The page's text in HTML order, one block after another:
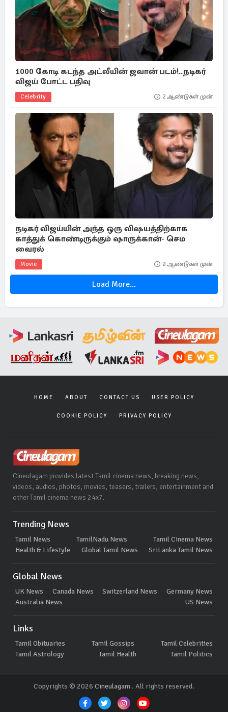
1000 கோடி கடந்த அட்லீயின் ஜவான் படம்!..நடிகர்
விஜய் போட்ட பதிவு
Celebrity 2 ஆண்டுகள் முன்
நடிகர் விஜய்யின் அந்த ஒரு விஷயத்திற்காக
காத்துக் கொண்டிருக்கும் ஷாருக்கான்- செம
வைரல்
Movie 2 ஆண்டுகள் முன்
Load More...
HOME ABOUT CONTACT US USER POLICY
COOKIE POLICY PRIVACY POLICY
Cineulagam provides latest Tamil cinema news, breaking news,
videos, audios, photos, movies, teasers, trailers, entertainment and
other Tamil cinema news 24x7.
Trending News
Tamil News TamilNadu News
Tamil Cinema News
Health & Lifestyle
Global Tamil News SriLanka Tamil News
Global News
UK News Canada News Switzerland News
Germany News
Australia News
US News
Links
Tamil Obituaries Tamil Gossips
Tamil Celebrities
Tamil Astrology
Tamil Health Tamil Politics
Copyrights © 2026 Cineulagam . All rights reserved.